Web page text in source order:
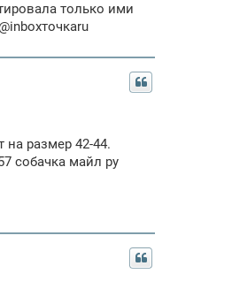
только ими
размер 42-44.
собачка майл ру